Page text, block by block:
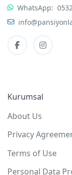
WhatsApp:
Kurumsal
About Us
Privacy
Terms of Use
Personal Data